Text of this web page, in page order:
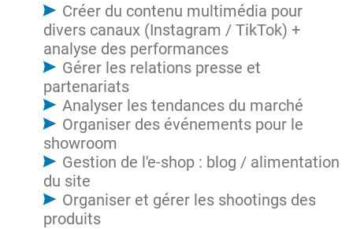
Créer du contenu multimédia pour
divers canaux (Instagram / TikTok) +
analyse des performances
Gérer les relations presse et
partenariats
Analyser les tendances du marché
Organiser des événements pour le
showroom
Gestion de l'e-shop : blog / alimentation
du site
Organiser et gérer les shootings des
produits